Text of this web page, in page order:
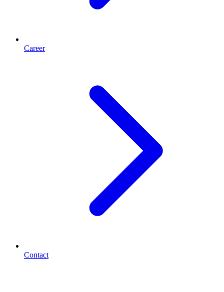
Career
Contact